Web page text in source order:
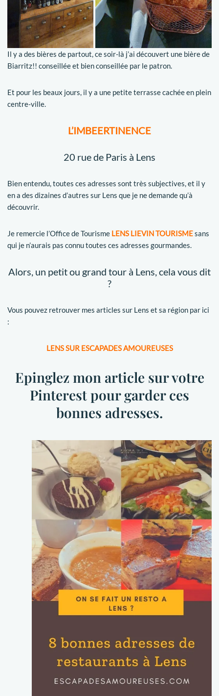
Il y a des bières de partout, ce soir-là j’ai découvert une bière de
Biarritz!! conseillée et bien conseillée par le patron.
Et pour les beaux jours, il y a une petite terrasse cachée en plein
centre-ville.
L’IMBEERTINENCE
20 rue de Paris à Lens
Bien entendu, toutes ces adresses sont très subjectives, et il y
en a des dizaines d’autres sur Lens que je ne demande qu’à
découvrir.
Je remercie l’Office de Tourisme LENS LIEVIN TOURISMEsans
qui je n’aurais pas connu toutes ces adresses gourmandes.
Alors, un petit ou grand tour à Lens, cela vous dit
?
Vous pouvez retrouver mes articles sur Lens et sa région par ici
:
LENS SUR ESCAPADES AMOUREUSES
Epinglez mon article sur votre
Pinterest pour garder ces
bonnes adresses.